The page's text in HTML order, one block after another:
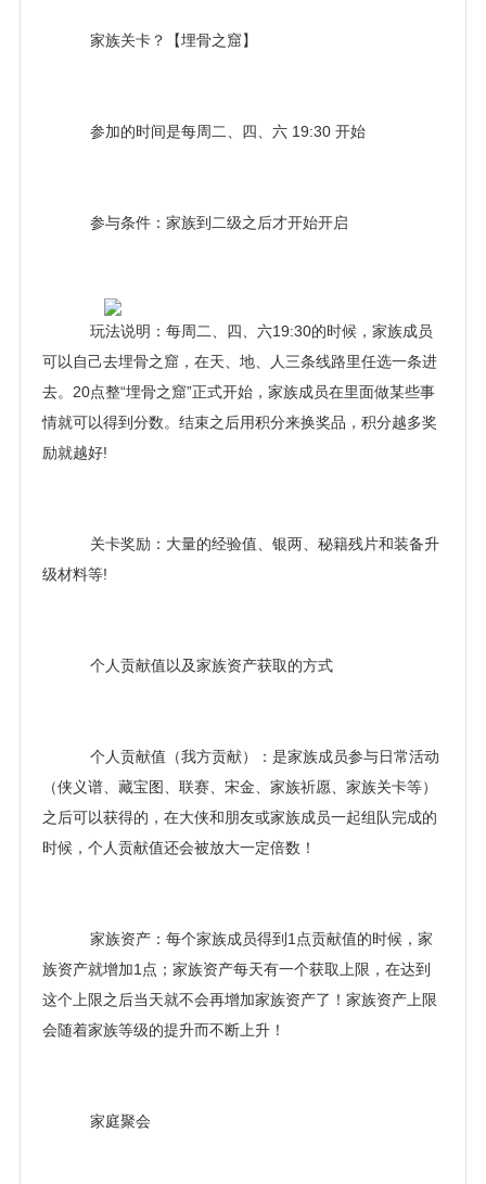
家族关卡？【埋骨之窟】
参加的时间是每周二、四、六 19:30 开始
参与条件：家族到二级之后才开始开启
玩法说明：每周二、四、六19:30的时候，家族成员
可以自己去埋骨之窟，在天、地、人三条线路里任选一条进
去。20点整“埋骨之窟”正式开始，家族成员在里面做某些事
情就可以得到分数。结束之后用积分来换奖品，积分越多奖
励就越好!
关卡奖励：大量的经验值、银两、秘籍残片和装备升
级材料等!
个人贡献值以及家族资产获取的方式
个人贡献值（我方贡献）：是家族成员参与日常活动
（侠义谱、藏宝图、联赛、宋金、家族祈愿、家族关卡等）
之后可以获得的，在大侠和朋友或家族成员一起组队完成的
时候，个人贡献值还会被放大一定倍数！
家族资产：每个家族成员得到1点贡献值的时候，家
族资产就增加1点；家族资产每天有一个获取上限，在达到
这个上限之后当天就不会再增加家族资产了！家族资产上限
会随着家族等级的提升而不断上升！
家庭聚会